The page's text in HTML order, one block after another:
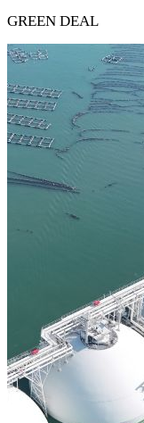
GREEN DEAL